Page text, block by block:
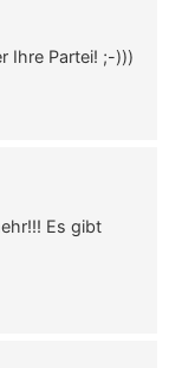
Ihre Partei! ;-)))
Es gibt